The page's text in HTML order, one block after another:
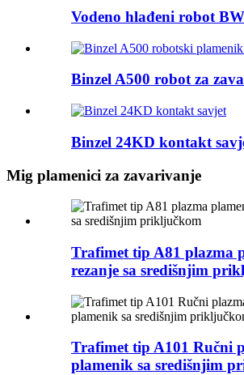
Vodeno hlađeni robot
Binzel A500 robot za
Binzel 24KD kontakt
Mig plamenici za zavarivanje
Trafimet tip A81 plazma
rezanje sa središnjim
Trafimet tip A101 Ručni
plamenik sa središnjim